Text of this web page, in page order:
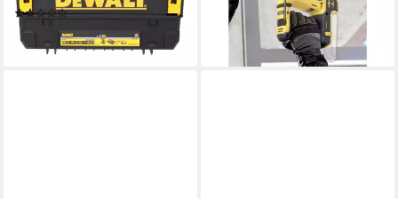
(1)
ab 228,44 €
lieferbar - in 4-5 Werktagen bei dir
181,00 €
lieferbar - in 2-3 Werktagen bei dir